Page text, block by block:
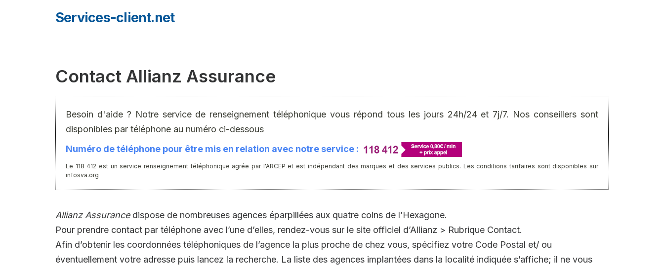
Services-client.net
Contact Allianz Assurance
Besoin d'aide ? Notre service de renseignement téléphonique vous répond tous les jours 24h/24 et 7j/7. Nos conseillers sont
disponibles par téléphone au numéro ci-dessous
Numéro de téléphone pour être mis en relation avec notre service :
Le 118 412 est un service renseignement téléphonique agrée par l'ARCEP et est indépendant des marques et des services publics. Les conditions tarifaires sont disponibles sur
infosva.org
Allianz Assurancedispose de nombreuses agences éparpillées aux quatre coins de l’Hexagone.
Pour prendre contact par téléphone avec l’une d’elles, rendez-vous sur le site officiel d’Allianz > Rubrique Contact.
Afin d’obtenir les coordonnées téléphoniques de l’agence la plus proche de chez vous, spécifiez votre Code Postal et/ ou
éventuellement votre adresse puis lancez la recherche. La liste des agences implantées dans la localité indiquée s’affiche; il ne vous